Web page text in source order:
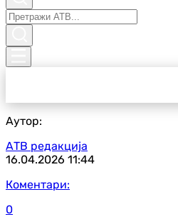
Аутор:
АТВ редакција
16.04.2026 11:44
Коментари:
0